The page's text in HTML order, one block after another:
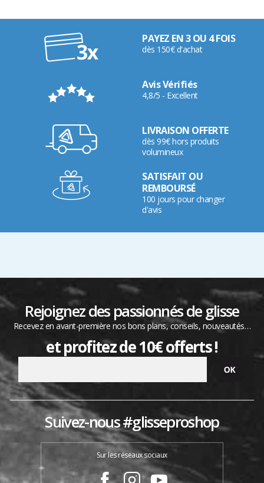
PAYEZ EN 3 OU 4 FOIS
dès 150€ d'achat
Avis Vérifiés
4,8/5 - Excellent
LIVRAISON OFFERTE
dès 99€ hors produits
volumineux
SATISFAIT OU
REMBOURSÉ
100 jours pour changer
d'avis
Rejoignez des passionnés de glisse
Recevez en avant-première nos bons plans, conseils, nouveautés…
et profitez de 10€ offerts !
Suivez-nous #glisseproshop
Sur les réseaux sociaux